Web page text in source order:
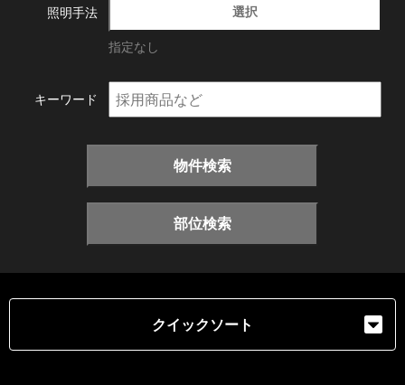
照明手法 選択
指定なし
キーワード
物件検索
部位検索
クイックソート